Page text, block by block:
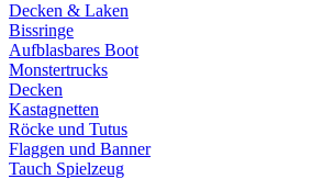
Decken & Laken
Bissringe
Aufblasbares Boot
Monstertrucks
Decken
Kastagnetten
Röcke und Tutus
Flaggen und Banner
Tauch Spielzeug